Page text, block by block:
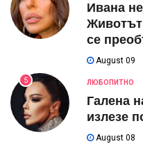
Ивана
Животът
се
August 09
5 ЛЮБОПИТНО
Галена
излезе
August 08